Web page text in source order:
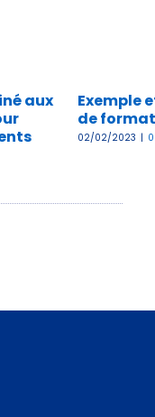
aux
Exemple
de
02/02/2023 |